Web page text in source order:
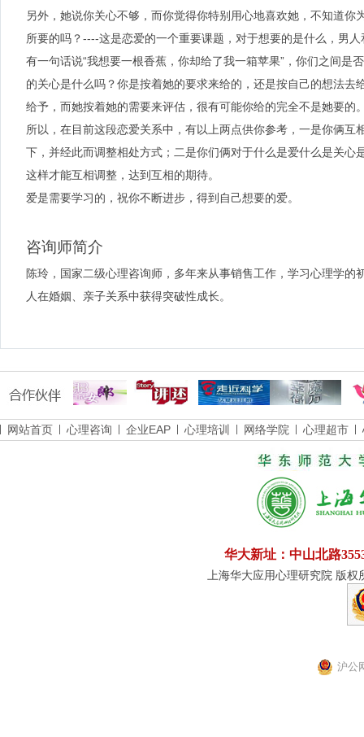
另外，她说你关心不够，而你觉得你特别用心地喜欢她，不知道你
所要的吗？----这是恋爱的一个重要课题，对于想要的是什么，男
有一句话说“我想要一根香蕉，你却给了我一箱苹果”，你们之间是
的关心是什么吗？你是按着她的要求来给的，还是按自己的想法去
给予，而她按着她的需要来评估，很有可能你给的完全不是她要的
所以，在目前这段恋爱关系中，有以上两点供你参考，一是你俩互
下，并经此而调整相处方式；二是你们俩对于什么是爱什么是关心
这样才能互相调整，达到互相的期待。
爱是需要学习的，祝你不断进步，得到自己想要的爱。
咨询师简介
陈玲，国家二级心理咨询师，多年来从事销售工作，学习心理学的
人在婚姻、亲子关系中获得突破性成长。
网站首页 心理咨询 企业EAP 心理培训 网络学院 心理超市
华大新址：中山北路
上海华大应用心理研究院 版
沪公